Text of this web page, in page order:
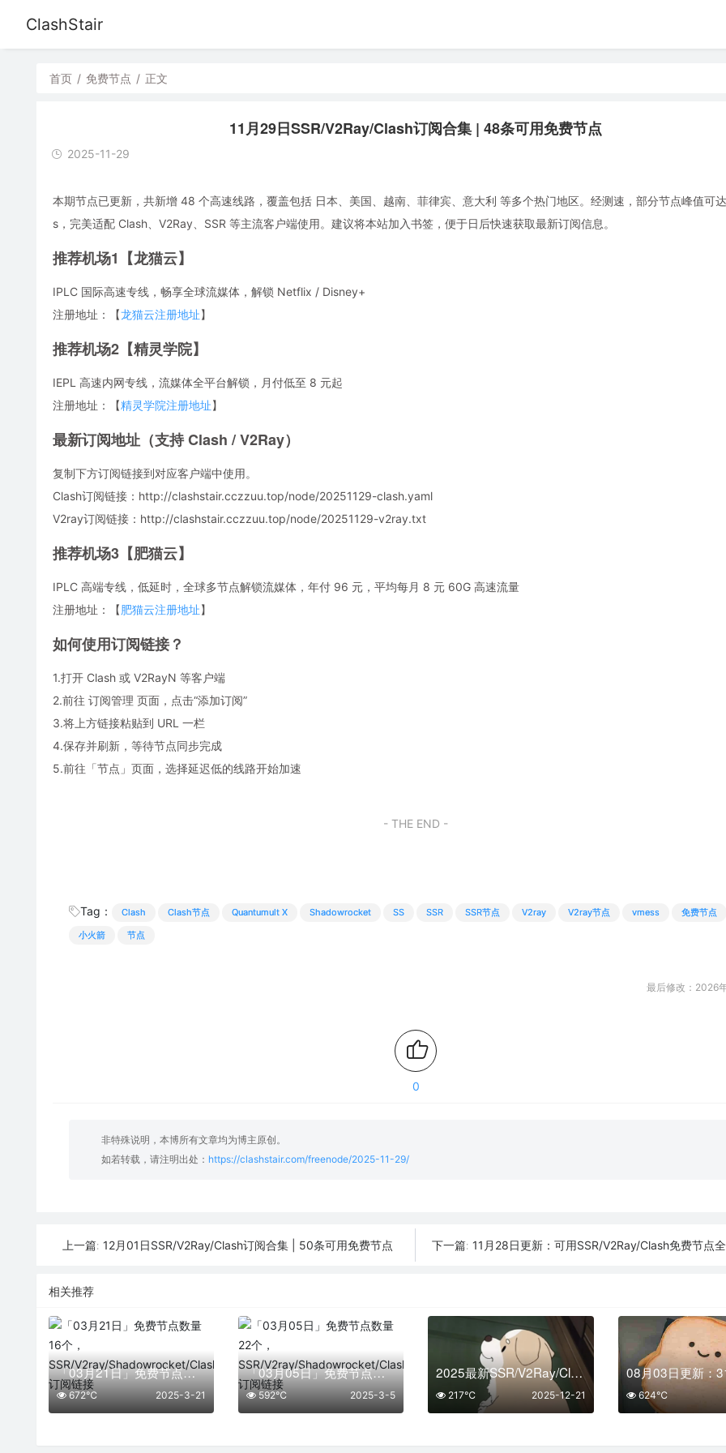
ClashStair
首页 / 免费节点 / 正文
11月29日SSR/V2Ray/Clash订阅合集 | 48条可用免费节点
2025-11-29
本期节点已更新，共新增 48 个高速线路，覆盖包括 日本、美国、越南、菲律宾、意大利 等多个热门地区。经测速，部分节点峰值可
s，完美适配 Clash、V2Ray、SSR 等主流客户端使用。建议将本站加入书签，便于日后快速获取最新订阅信息。
推荐机场1【龙猫云】
IPLC 国际高速专线，畅享全球流媒体，解锁 Netflix / Disney+
注册地址：【龙猫云注册地址】
推荐机场2【精灵学院】
IEPL 高速内网专线，流媒体全平台解锁，月付低至 8 元起
注册地址：【精灵学院注册地址】
最新订阅地址（支持 Clash / V2Ray）
复制下方订阅链接到对应客户端中使用。
Clash订阅链接：http://clashstair.cczzuu.top/node/20251129-clash.yaml
V2ray订阅链接：http://clashstair.cczzuu.top/node/20251129-v2ray.txt
推荐机场3【肥猫云】
IPLC 高端专线，低延时，全球多节点解锁流媒体，年付 96 元，平均每月 8 元 60G 高速流量
注册地址：【肥猫云注册地址】
如何使用订阅链接？
1.打开 Clash 或 V2RayN 等客户端
2.前往 订阅管理 页面，点击“添加订阅”
3.将上方链接粘贴到 URL 一栏
4.保存并刷新，等待节点同步完成
5.前往「节点」页面，选择延迟低的线路开始加速
- THE END -
Tag： Clash Clash节点 Quantumult X Shadowrocket SS SSR SSR节点 V2ray V2ray节点 vmess
免费节点
小火箭
节点
最后修改：2026
0
非特殊说明，本博所有文章均为博主原创。
如若转载，请注明出处： https://clashstair.com/freenode/2025-11-29/
上一篇: 12月01日SSR/V2Ray/Clash订阅合集 | 50条可用免费节点 下一篇: 11月28日更新：可用SSR/V2Ray/Clash免费节点全集
相关推荐
「03月21日」免费节点数量16个，SSR/V2ray/Shadowrocket/Clash订阅链接
2025-3-21
672℃
「03月05日」免费节点数量22个，SSR/V2ray/Shadowrocket/Clash订阅链接
2025-3-5
592℃
2025最新SSR/V2Ray/Clash免费节点 | 12月21日可用订阅
2025-12-21
217℃ 624℃